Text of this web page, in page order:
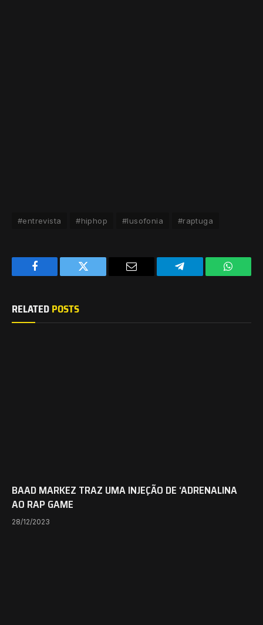
#entrevista #hiphop #lusofonia #raptuga
Facebook Twitter Telegram
RELATEDPOSTS
BAAD MARKEZ TRAZ UMA INJEÇÃO DE ‘ADRENALINA
AO RAP GAME
28/12/2023